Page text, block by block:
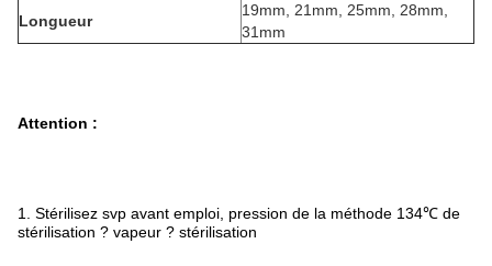
Longueur
19mm, 21mm, 25mm, 28mm,
31mm
Attention :
1. Stérilisez svp avant emploi, pression de la méthode 134℃ de
stérilisation ? vapeur ? stérilisation